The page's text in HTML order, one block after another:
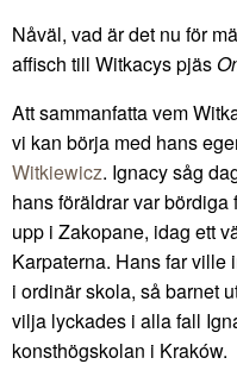
Nåväl, vad är det nu för
affisch till Witkacys pjäs
Att sammanfatta vem
vi kan börja med hans
Witkiewicz. Ignacy såg
hans föräldrar var
upp i Zakopane, idag ett
Karpaterna. Hans far ville
i ordinär skola, så barnet
vilja lyckades i alla fall
konsthögskolan i Kraków.